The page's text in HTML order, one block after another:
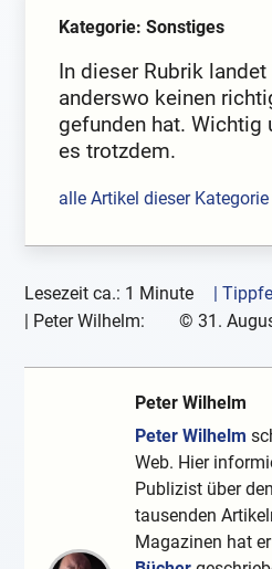
Kategorie: Sonstiges
In dieser Rubrik
anderswo keinen
gefunden hat. Wichtig
es trotzdem.
alle Artikel dieser Kategorie
Lesezeit ca.: 1 Minute
|
Peter Wilhelm: © 31.
Peter Wilhelm
Peter Wilhelm
Web. Hier
Publizist über
tausenden
Magazinen hat